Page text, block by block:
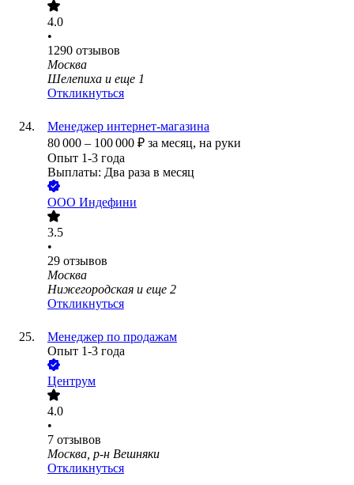
4.0
•
1290 отзывов
Москва
Шелепиха и еще 1
Откликнуться
Менеджер интернет-магазина
80 000 – 100 000 ₽ за месяц, на руки
Опыт 1-3 года
Выплаты: Два раза в месяц
ООО Индефини
3.5
•
29 отзывов
Москва
Нижегородская и еще 2
Откликнуться
Менеджер по продажам
Опыт 1-3 года
Центрум
4.0
•
7 отзывов
Москва, р-н Вешняки
Откликнуться